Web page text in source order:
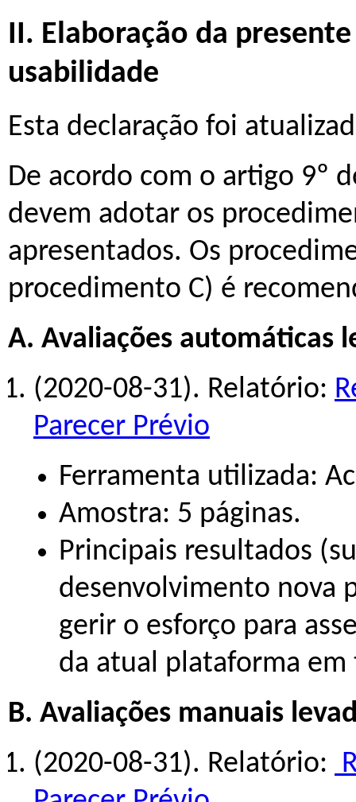
II. Elaboração da
usabilidade
Esta declaração foi
De acordo com o artigo 9º
devem adotar os
apresentados. Os
procedimento C) é
A. Avaliações automáticas
(2020-08-31). Relatório:
Parecer Prévio
Ferramenta utilizada:
Amostra: 5 páginas.
Principais resultados
desenvolvimento nova
gerir o esforço para
da atual plataforma
B. Avaliações manuais
(2020-08-31). Relatório: